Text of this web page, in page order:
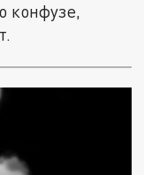
конфузе,